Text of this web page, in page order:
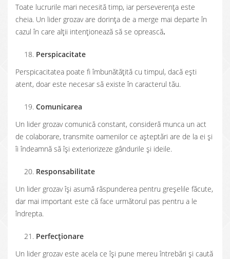
Toate lucrurile mari necesită timp, iar perseverenţa este
cheia. Un lider grozav are dorinţa de a merge mai departe în
cazul în care alţii intenţionează să se oprească.
Perspicacitate
Perspicacitatea poate fi îmbunătăţită cu timpul, dacă eşti
atent, doar este necesar să existe în caracterul tău.
Comunicarea
Un lider grozav comunică constant, consideră munca un act
de colaborare, transmite oamenilor ce aşteptări are de la ei şi
îi îndeamnă să îşi exteriorizeze gândurile şi ideile.
Responsabilitate
Un lider grozav îşi asumă răspunderea pentru greşelile făcute,
dar mai important este că face următorul pas pentru a le
îndrepta.
Perfecţionare
Un lider grozav este acela ce îşi pune mereu întrebări şi caută